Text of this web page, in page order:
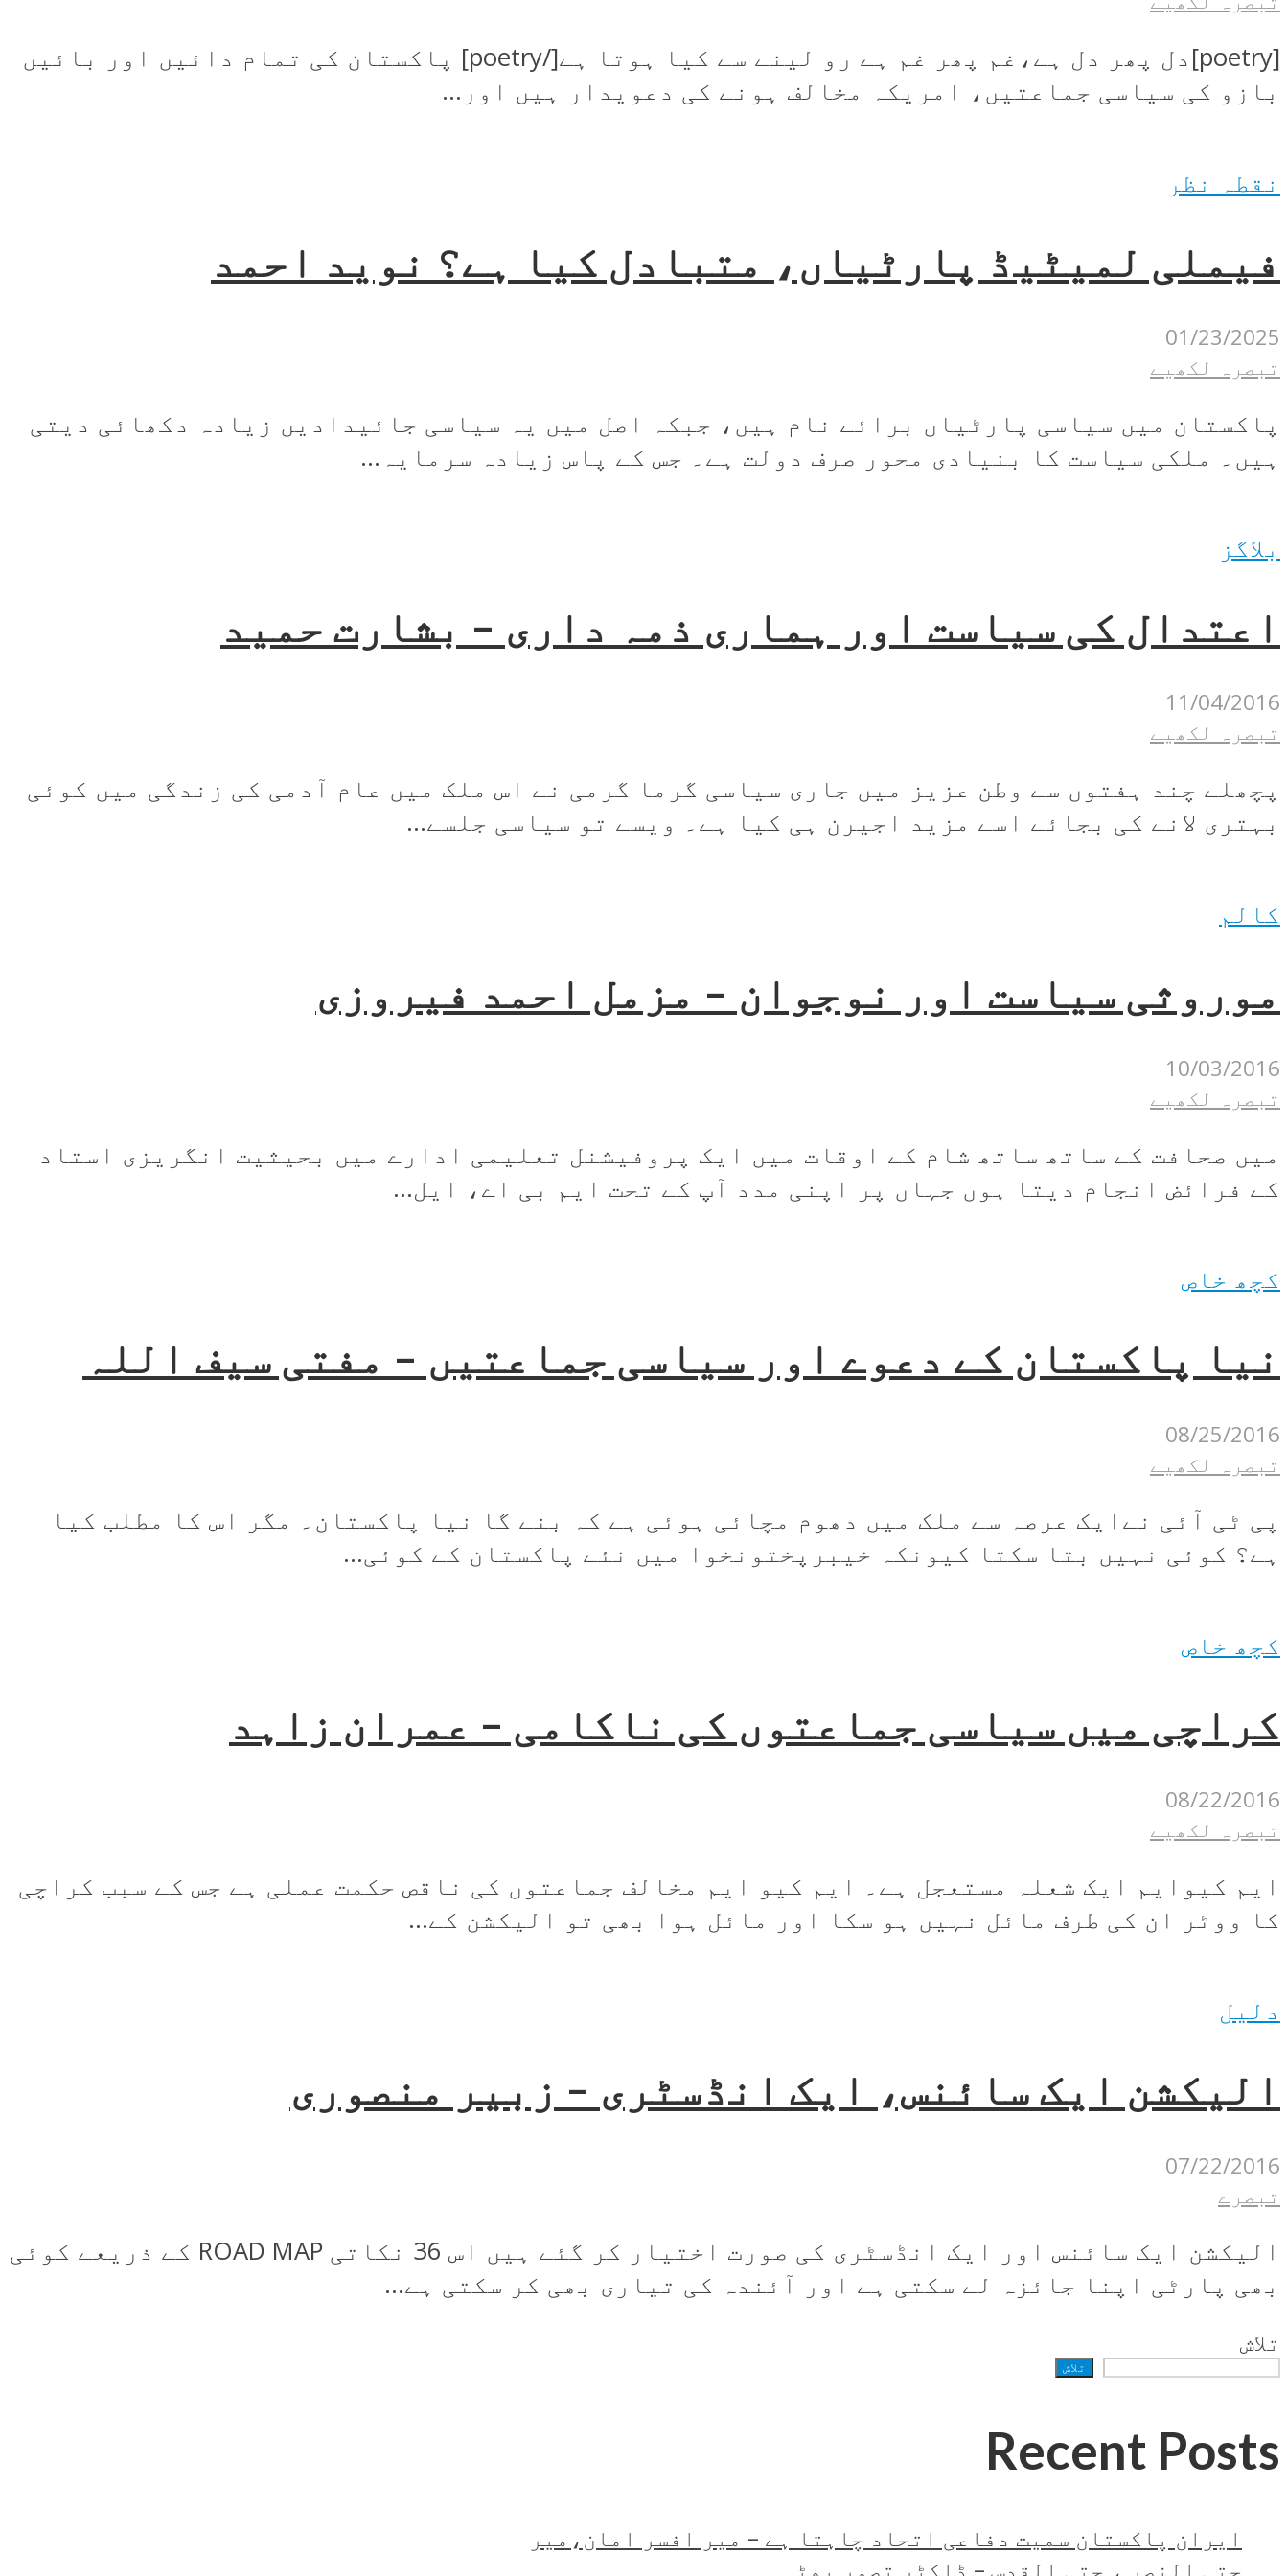
[poetry]دل پھر دل ہے،غم پھر غم ہے رو لینے سے کیا ہوتا ہے[/poetry] پاکستان کی تمام دائیں اور بائیں
بازو کی سیاسی جماعتیں، امریکہ مخالف ہونے کی دعویدار ہیں اور...
نقطہ نظر
فیملی لمیٹیڈ پارٹیاں، متبادل کیا ہے؟ نوید احمد
01/23/2025
تبصرہ لکھیے
پاکستان میں سیاسی پارٹیاں برائے نام ہیں، جبکہ اصل میں یہ سیاسی جائیدادیں زیادہ دکھائی دیتی
ہیں۔ ملکی سیاست کا بنیادی محور صرف دولت ہے۔ جس کے پاس زیادہ سرمایہ...
بلاگز
اعتدال کی سیاست اور ہماری ذمہ داری – بشارت حمید
11/04/2016
تبصرہ لکھیے
پچھلے چند ہفتوں سے وطن عزیز میں جاری سیاسی گرما گرمی نے اس ملک میں عام آدمی کی زندگی میں کوئی
بہتری لانے کی بجائے اسے مزید اجیرن ہی کیا ہے۔ ویسے تو سیاسی جلسے...
کالم
موروثی سیاست اور نوجوان – مزمل احمد فیروزی
10/03/2016
تبصرہ لکھیے
میں صحافت کے ساتھ ساتھ شام کے اوقات میں ایک پروفیشنل تعلیمی ادارے میں بحیثیت انگریزی استاد
کے فرائض انجام دیتا ہوں جہاں پر اپنی مدد آپ کے تحت ایم بی اے، ایل...
کچھ خاص
نیا پاکستان کے دعوے اور سیاسی جماعتیں – مفتی سیف اللہ
08/25/2016
تبصرہ لکھیے
پی ٹی آئی نےایک عرصہ سے ملک میں دھوم مچائی ہوئی ہے کہ بنے گا نیا پاکستان۔ مگر اس کا مطلب کیا
ہے؟ کوئی نہیں بتا سکتا کیونکہ خیبرپختونخوا میں نئے پاکستان کے کوئی...
کچھ خاص
کراچی میں سیاسی جماعتوں کی ناکامی – عمران زاہد
08/22/2016
تبصرہ لکھیے
ایم کیوایم ایک شعلہ مستعجل ہے۔ ایم کیو ایم مخالف جماعتوں کی ناقص حکمت عملی ہے جس کے سبب کراچی
کا ووٹر ان کی طرف مائل نہیں ہو سکا اور مائل ہوا بھی تو الیکشن کے...
دلیل
الیکشن ایک سائنس، ایک انڈسٹری – زبیر منصوری
07/22/2016
تبصرے
الیکشن ایک سائنس اور ایک انڈسٹری کی صورت اختیار کر گئے ہیں اس 36 نکاتی ROAD MAP کے ذریعے کوئی
بھی پارٹی اپنا جائزہ لے سکتی ہے اور آئندہ کی تیاری بھی کر سکتی ہے...
تلاش
تلاش
Recent Posts
ایران پاکستان سمیت دفاعی اتحاد چاہتا ہے – میر افسر امان،میر
حتی النصر ، حتی القدس – ڈاکٹر تصور بھٹہ